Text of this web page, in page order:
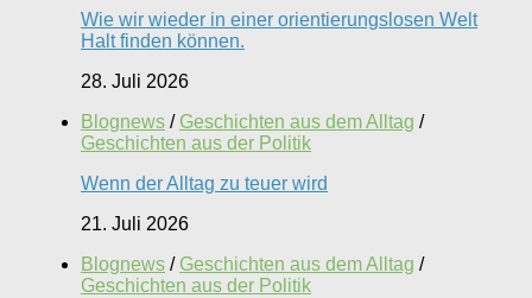
Wie wir wieder in einer orientierungslosen Welt
Halt finden können.
28. Juli 2026
Blognews / Geschichten aus dem Alltag /
Geschichten aus der Politik
Wenn der Alltag zu teuer wird
21. Juli 2026
Blognews / Geschichten aus dem Alltag /
Geschichten aus der Politik